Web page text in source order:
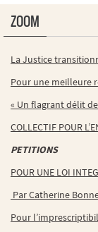
ZOOM
La Justice
Pour une meilleure
« Un flagrant délit
COLLECTIF POUR
PETITIONS
POUR UNE LOI
Par Catherine
Pour